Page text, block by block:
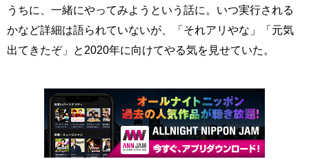
うちに、一緒にやってみようという話に。いつ実行される
かなど詳細は語られていないが、「それアリやな」「元気
出てきたぞ」と2020年に向けてやる気を見せていた。